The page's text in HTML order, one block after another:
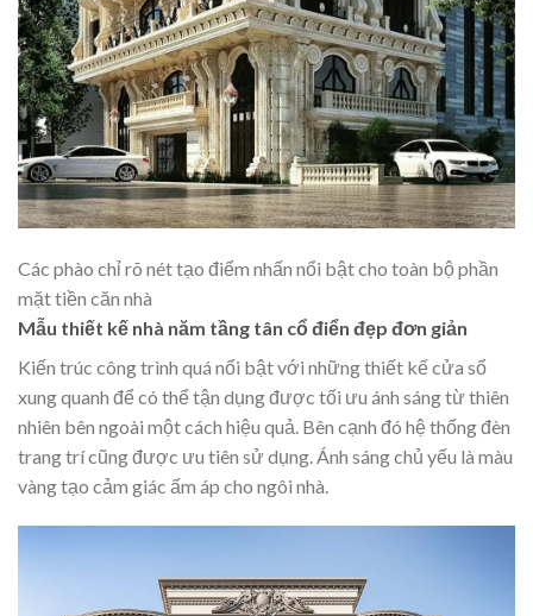
Các phào chỉ rõ nét tạo điểm nhấn nổi bật cho toàn bộ phần
mặt tiền căn nhà
Mẫu thiết kế nhà năm tầng tân cổ điển đẹp đơn giản
Kiến trúc công trình quá nổi bật với những thiết kế cửa sổ
xung quanh để có thể tận dụng được tối ưu ánh sáng từ thiên
nhiên bên ngoài một cách hiệu quả. Bên cạnh đó hệ thống đèn
trang trí cũng được ưu tiên sử dụng. Ánh sáng chủ yếu là màu
vàng tạo cảm giác ấm áp cho ngôi nhà.